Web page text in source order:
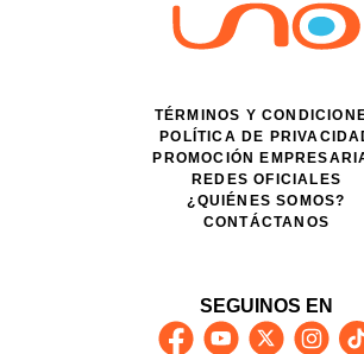
TÉRMINOS Y
POLÍTICA DE
PROMOCIÓN
REDES OFICIALES
¿QUIÉNES SOMOS?
CONTÁCTANOS
SEGUINOS EN